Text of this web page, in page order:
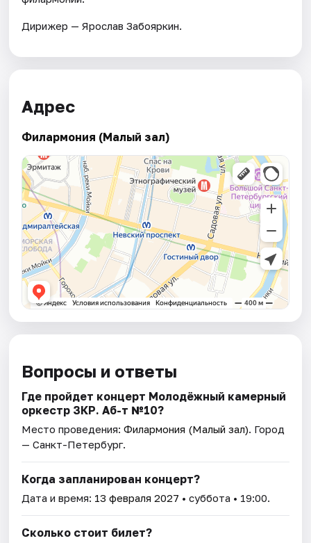
Дирижер — Ярослав Забояркин.
Адрес
Филармония (Малый зал)
Вопросы и ответы
Где пройдет концерт Молодёжный камерный
оркестр ЗКР. Аб-т №10?
Место проведения:Филармония (Малый зал). Город
— Санкт-Петербург.
Когда запланирован концерт?
Дата и время: 13 февраля 2027 • суббота • 19:00.
Сколько стоит билет?